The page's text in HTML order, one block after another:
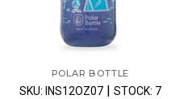
POLAR BOTTLE
SKU: INS12OZ07 | STOCK: 7